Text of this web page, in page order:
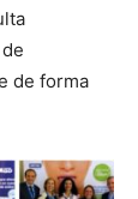
de forma